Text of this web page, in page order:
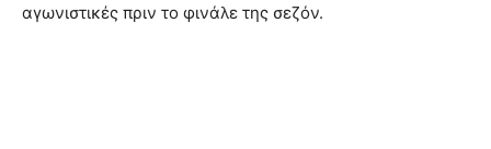
αγωνιστικές πριν το φινάλε της σεζόν.